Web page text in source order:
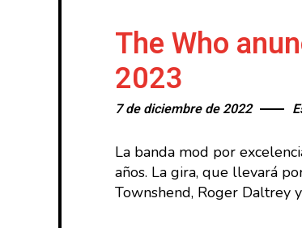
The Who
2023
7 de diciembre de 2022
La banda mod por
años. La gira, que llevará
Townshend, Roger Daltrey